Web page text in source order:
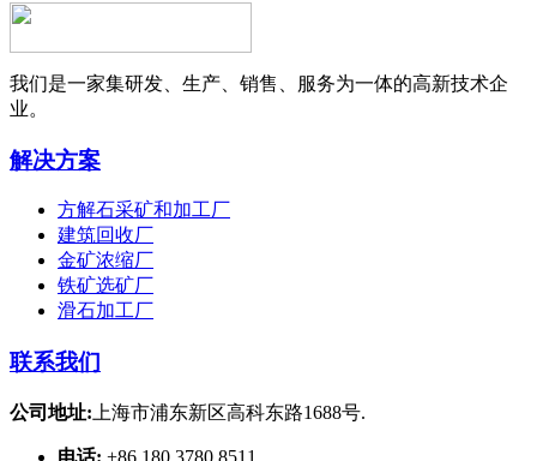
我们是一家集研发、生产、销售、服务为一体的高新技术企
业。
解决方案
方解石采矿和加工厂
建筑回收厂
金矿浓缩厂
铁矿选矿厂
滑石加工厂
联系我们
公司地址: 上海市浦东新区高科东路1688号.
电话: +86 180 3780 8511